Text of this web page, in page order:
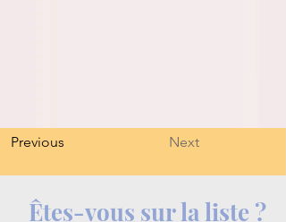
Previous Next
Êtes-vous sur la liste ?